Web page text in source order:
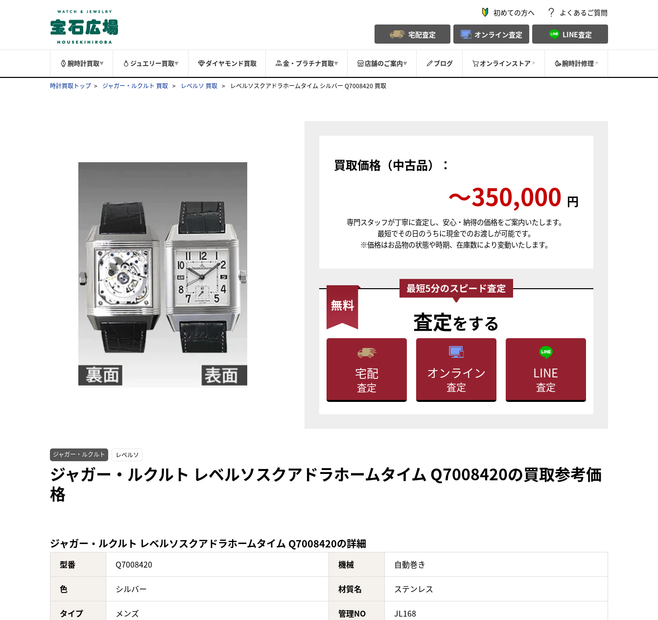
初めての方へ よくあるご質問
宅配査定 オンライン査定 LINE査定
腕時計買取▼ ジュエリー買取▼ ダイヤモンド買取 金・プラチナ買取▼ 店舗のご案内▼ ブログ オンラインストア 腕時計修理
時計買取トップ ジャガー・ルクルト 買取 レベルソ 買取 レベルソスクアドラホームタイム シルバー Q7008420 買取
買取価格（中古品）：
〜350,000 円
専門スタッフが丁寧に査定し、安心・納得の価格をご案内いたします。
最短でその日のうちに現金でのお渡しが可能です。
※価格はお品物の状態や時期、在庫数により変動いたします。
査定をする
宅配
査定
オンライン
査定
LINE
査定
ジャガー・ルクルト レベルソ
ジャガー・ルクルト レベルソスクアドラホームタイム Q7008420の買取参考価
格
ジャガー・ルクルト レベルソスクアドラホームタイム Q7008420の詳細
型番 Q7008420 機械 自動巻き
色 シルバー 材質名 ステンレス
タイプ メンズ 管理NO JL168